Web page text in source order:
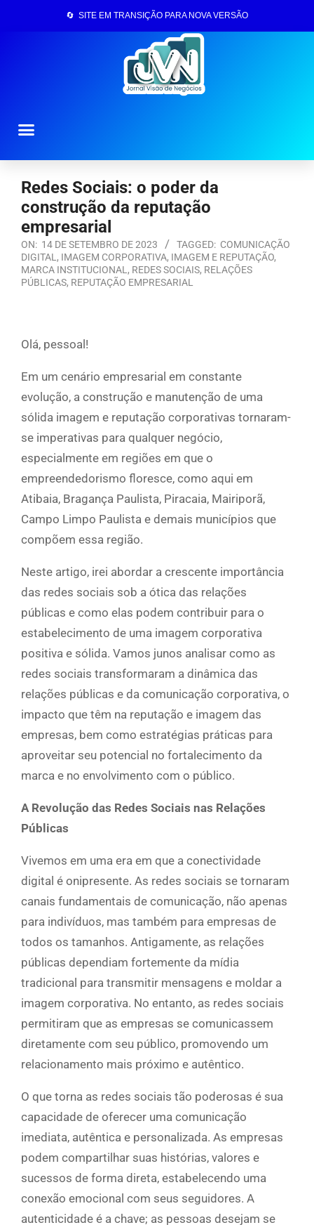
🔄 SITE EM TRANSIÇÃO PARA NOVA VERSÃO
Redes Sociais: o poder da
construção da reputação
empresarial
ON: 14 DE SETEMBRO DE 2023 TAGGED: COMUNICAÇÃO
DIGITAL , IMAGEM CORPORATIVA, IMAGEM E REPUTAÇÃO,
MARCA INSTITUCIONAL , REDES SOCIAIS, RELAÇÕES
PÚBLICAS, REPUTAÇÃO EMPRESARIAL
Olá, pessoal!
Em um cenário empresarial em constante
evolução, a construção e manutenção de uma
sólida imagem e reputação corporativas tornaram-
se imperativas para qualquer negócio,
especialmente em regiões em que o
empreendedorismo floresce, como aqui em
Atibaia, Bragança Paulista, Piracaia, Mairiporã,
Campo Limpo Paulista e demais municípios que
compõem essa região.
Neste artigo, irei abordar a crescente importância
das redes sociais sob a ótica das relações
públicas e como elas podem contribuir para o
estabelecimento de uma imagem corporativa
positiva e sólida. Vamos junos analisar como as
redes sociais transformaram a dinâmica das
relações públicas e da comunicação corporativa, o
impacto que têm na reputação e imagem das
empresas, bem como estratégias práticas para
aproveitar seu potencial no fortalecimento da
marca e no envolvimento com o público.
A Revolução das Redes Sociais nas Relações
Públicas
Vivemos em uma era em que a conectividade
digital é onipresente. As redes sociais se tornaram
canais fundamentais de comunicação, não apenas
para indivíduos, mas também para empresas de
todos os tamanhos. Antigamente, as relações
públicas dependiam fortemente da mídia
tradicional para transmitir mensagens e moldar a
imagem corporativa. No entanto, as redes sociais
permitiram que as empresas se comunicassem
diretamente com seu público, promovendo um
relacionamento mais próximo e autêntico.
O que torna as redes sociais tão poderosas é sua
capacidade de oferecer uma comunicação
imediata, autêntica e personalizada. As empresas
podem compartilhar suas histórias, valores e
sucessos de forma direta, estabelecendo uma
conexão emocional com seus seguidores. A
autenticidade é a chave; as pessoas desejam se